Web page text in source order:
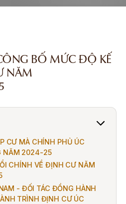
BỐ MỨC ĐỘ KẾ
NĂM
CƯ MÀ CHÍNH PHỦ ÚC
NĂM 2024-25
CHÍNH VỀ ĐỊNH CƯ NĂM
- ĐỐI TÁC ĐỒNG HÀNH
TRÌNH ĐỊNH CƯ ÚC